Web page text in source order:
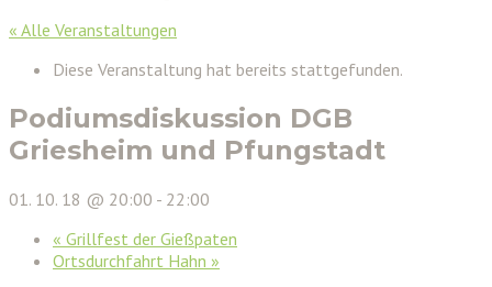
« Alle Veranstaltungen
Diese Veranstaltung hat bereits stattgefunden.
Podiumsdiskussion DGB
Griesheim und Pfungstadt
01. 10. 18 @ 20:00 - 22:00
« Grillfest der Gießpaten
Ortsdurchfahrt Hahn »